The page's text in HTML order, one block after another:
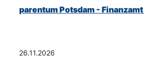
parentum Potsdam -
26.11.2026